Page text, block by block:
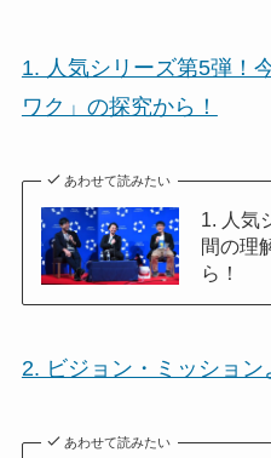
1. 人気シリーズ第5弾！
ワク」の探究から！
あわせて読みたい
1. 人気
間の理
ら！
2. ビジョン・ミッション
あわせて読みたい